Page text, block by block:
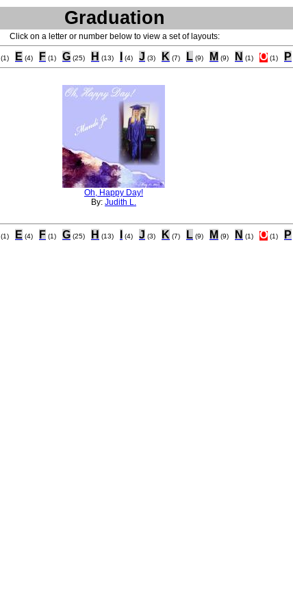
Graduation
Click on a letter or number below to view a set of layouts:
(1) E (4) F (1) G (25) H (13) (4) J (3) K (7) L (9) M (9) N (1) O (1) P
Oh, Happy Day!
By: Judith L.
(1) E (4) F (1) G (25) H (13) (4) J (3) K (7) L (9) M (9) N (1) O (1) P